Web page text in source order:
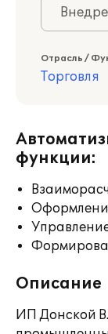
Отрасль /
Торговля
функции:
Описание
ИП Донской